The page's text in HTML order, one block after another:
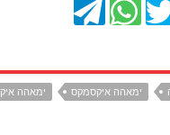
ימאהה איקסמקס ימאהה